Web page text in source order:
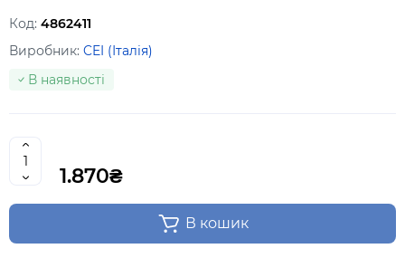
Код: 4862411
Виробник: CEI (Італія)
В наявності
1.870₴
В кошик